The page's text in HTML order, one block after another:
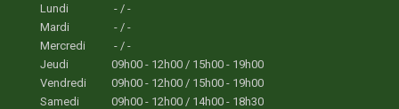
Lundi
- / -
Mardi
- / -
Mercredi
- / -
Jeudi
09h00 - 12h00 / 15h00 - 19h00
Vendredi
09h00 - 12h00 / 15h00 - 19h00
Samedi
09h00 - 12h00 / 14h00 - 18h30